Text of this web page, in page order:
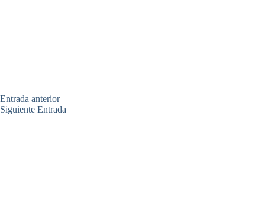
Entrada anterior
Siguiente Entrada